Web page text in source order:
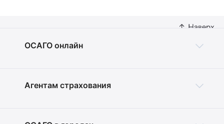
ОСАГО онлайн
Агентам страхования